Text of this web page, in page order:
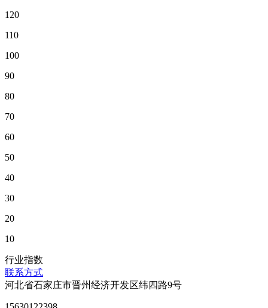
120
110
100
90
80
70
60
50
40
30
20
10
行业指数
联系方式
河北省石家庄市晋州经济开发区纬四路9号